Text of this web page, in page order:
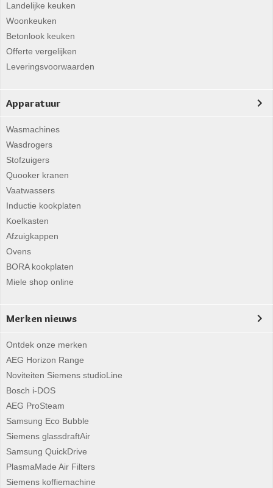
Landelijke keuken
Woonkeuken
Betonlook keuken
Offerte vergelijken
Leveringsvoorwaarden
Apparatuur
Wasmachines
Wasdrogers
Stofzuigers
Quooker kranen
Vaatwassers
Inductie kookplaten
Koelkasten
Afzuigkappen
Ovens
BORA kookplaten
Miele shop online
Merken nieuws
Ontdek onze merken
AEG Horizon Range
Noviteiten Siemens studioLine
Bosch i-DOS
AEG ProSteam
Samsung Eco Bubble
Siemens glassdraftAir
Samsung QuickDrive
PlasmaMade Air Filters
Siemens koffiemachine